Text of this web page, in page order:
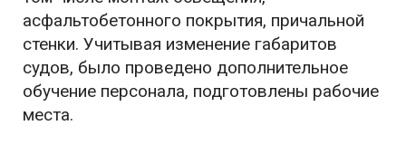
асфальтобетонного покрытия, причальной
стенки. Учитывая изменение габаритов
судов, было проведено дополнительное
обучение персонала, подготовлены рабочие
места.